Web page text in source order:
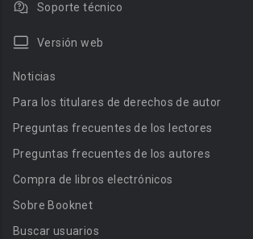
Soporte técnico
Versión web
Noticias
Para los titulares de derechos de autor
Preguntas frecuentes de los lectores
Preguntas frecuentes de los autores
Compra de libros electrónicos
Sobre Booknet
Buscar usuarios